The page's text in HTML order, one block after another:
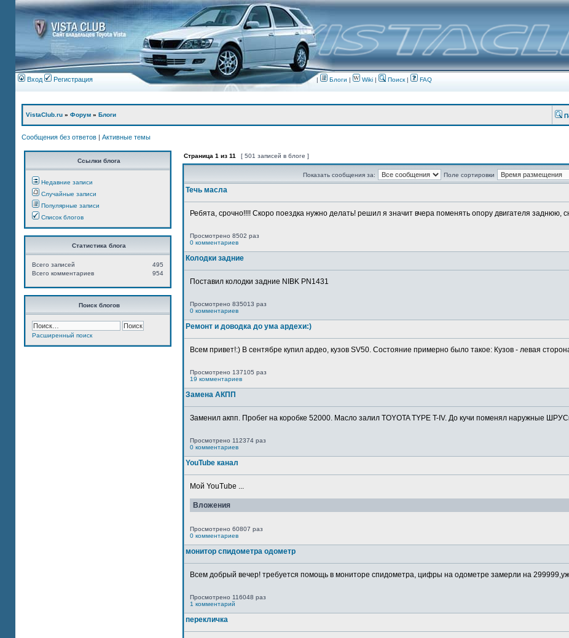
Вход Регистрация | Блоги | Wiki | Поиск| FAQ
VistaClub.ru » Форум » Блоги
Сообщения без ответов | Активные темы
Ссылки блога
Недавние записи
Случайные записи
Популярные записи
Список блогов
Статистика блога
495
Всего записей
954
Всего комментариев
Поиск блогов
Расширенный поиск
Страница 1 из 11 [ 501 записей в блоге ]
Показать сообщения за: Поле сортировки
Течь масла
Ребята, срочно!!!! Скоро поездка нужно делать! решил я значит вчера поменять опору двигателя заднюю,
Просмотрено 8502 раз
0 комментариев
Колодки задние
Поставил колодки задние NIBK PN1431
Просмотрено 835013 раз
0 комментариев
Ремонт и доводка до ума ардехи:)
Всем привет!:) В сентябре купил ардео, кузов SV50. Состояние примерно было такое: Кузов - левая
Просмотрено 137105 раз
19 комментариев
Замена АКПП
Заменил акпп. Пробег на коробке 52000. Масло залил TOYOTA TYPE T-IV. До кучи поменял наружные
Просмотрено 112374 раз
0 комментариев
YouTube канал
Мой YouTube ...
Вложения
Просмотрено 60807 раз
0 комментариев
монитор спидометра одометр
Всем добрый вечер! требуется помощь в мониторе спидометра, цифры на одометре замерли на
Просмотрено 116048 раз
1 комментарий
перекличка